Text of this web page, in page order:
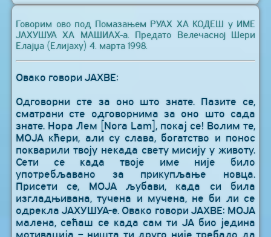
Говорим ово под Помазањем РУАХ ХА КОДЕШ у ИМЕ
ЈАХУШУА ХА МАШИАХ-а. Предато Велечасној Шери
Елајџа (Елијаху) 4. марта 1998.
Овако говори ЈАХВЕ:
Одговорни сте за оно што знате. Пазите се,
сматрани сте одговорнима за оно што сада
знате. Нора Лем [Nora Lam], покај се! Волим те,
МОЈА кћери, али су слава, богатство и понос
покварили твоју некада свету мисију у животу.
Сети се када твоје име није било
употребљавано за прикупљање новца.
Присети се, МОЈА љубави, када си била
изгладњивана, тучена и мучена, не би ли се
одрекла ЈАХУШУА-е. Овако говори ЈАХВЕ: МОЈА
малена, сећаш се када сам ти ЈА био једина